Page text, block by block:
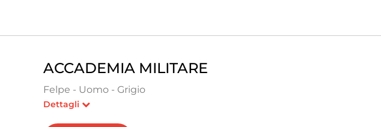
ACCADEMIA MILITARE
Felpe - Uomo - Grigio
Dettagli